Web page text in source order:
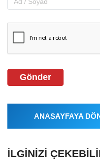
Gönder
ANASAYFAYA
İLGINIZI